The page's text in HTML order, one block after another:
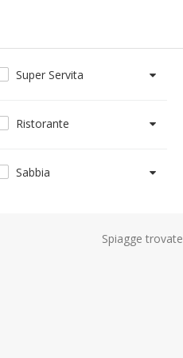
Super Servita
Ristorante
Sabbia
Spiagge trovate